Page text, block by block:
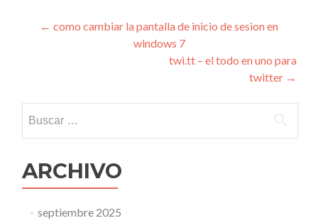
Navegación
← como cambiar la pantalla de inicio de sesion en
windows 7
twi.tt – el todo en uno para
twitter →
ARCHIVO
septiembre 2025